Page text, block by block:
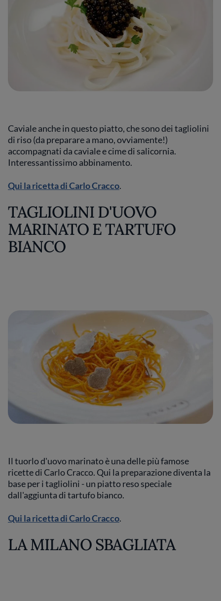
Caviale anche in questo piatto, che sono dei tagliolini
di riso (da preparare a mano, ovviamente!)
accompagnati da caviale e cime di salicornia.
Interessantissimo abbinamento.
Qui la ricetta di Carlo Cracco.
TAGLIOLINI D'UOVO
MARINATO E TARTUFO
BIANCO
Il tuorlo d'uovo marinato è una delle più famose
ricette di Carlo Cracco. Qui la preparazione diventa la
base per i tagliolini - un piatto reso speciale
dall'aggiunta di tartufo bianco.
Qui la ricetta di Carlo Cracco.
LA MILANO SBAGLIATA